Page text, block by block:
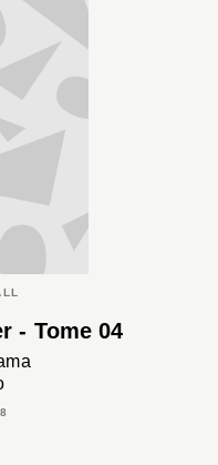
- Tome 04